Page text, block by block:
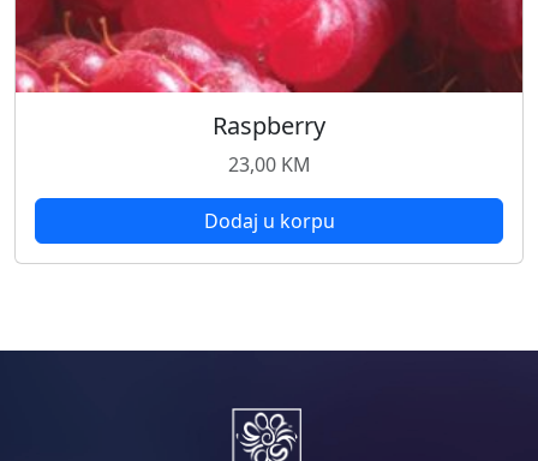
Raspberry
23,00 KM
Dodaj u korpu